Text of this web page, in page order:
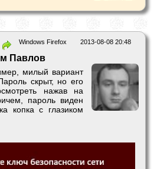
2013-08-08 20:48
Windows Firefox
Павлов
милый вариант
скрыт, но его
нажав на
пароль виден
копка с глазиком